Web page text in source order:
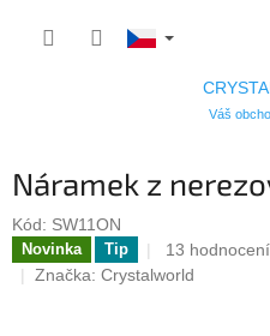
Váš
Náramek z
Kód: SW11ON
Novinka Tip
Průměrné
hodnocení
13 hodnocení
Značka: Crystalworld